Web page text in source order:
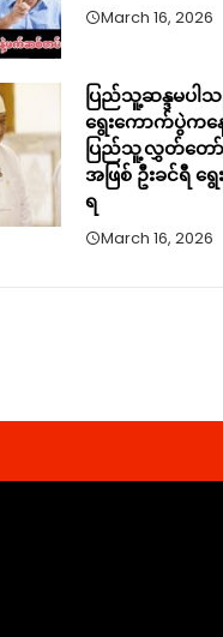
March 16, 2026
ပြည်သူ့ဆန္ဒမပါ
ရွေးကောက်ပွဲကန
ပြည်သူ့လွှတ်တော်ဥ
အဖြစ် ဦးခင်ရီ ရွ
ရ
March 16, 2026